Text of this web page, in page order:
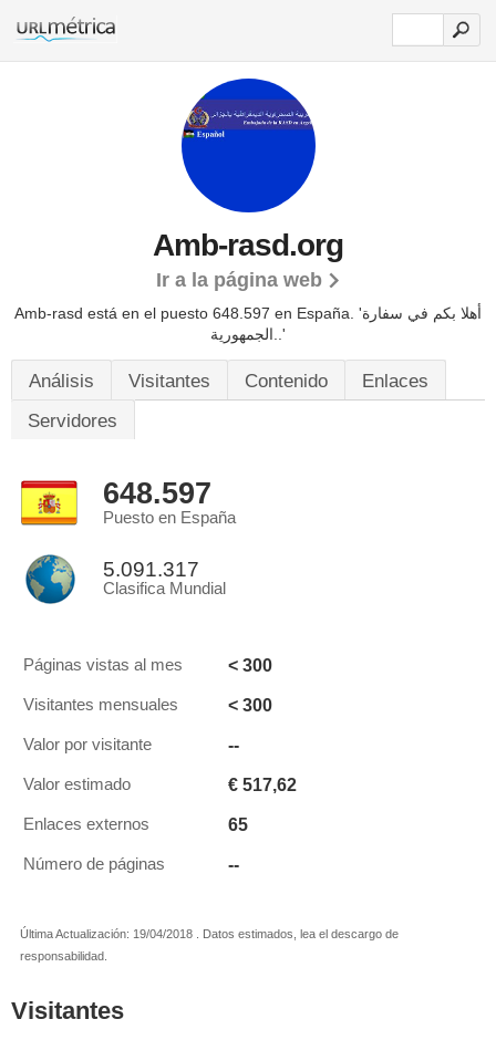
Amb-rasd.org
Ir a la página web
Amb-rasd está en el puesto 648.597 en España. 'أهلا بكم في سفارة
الجمهورية..'
Análisis Visitantes Contenido
Enlaces
Servidores
648.597
Puesto en España
5.091.317
Clasifica Mundial
Páginas vistas al mes < 300
Visitantes mensuales < 300
Valor por visitante --
Valor estimado € 517,62
Enlaces externos 65
Número de páginas --
Última Actualización: 19/04/2018 . Datos estimados, lea el descargo de
responsabilidad.
Visitantes